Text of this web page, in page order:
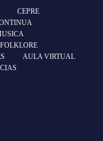
CEPRE
AULA VIRTUAL